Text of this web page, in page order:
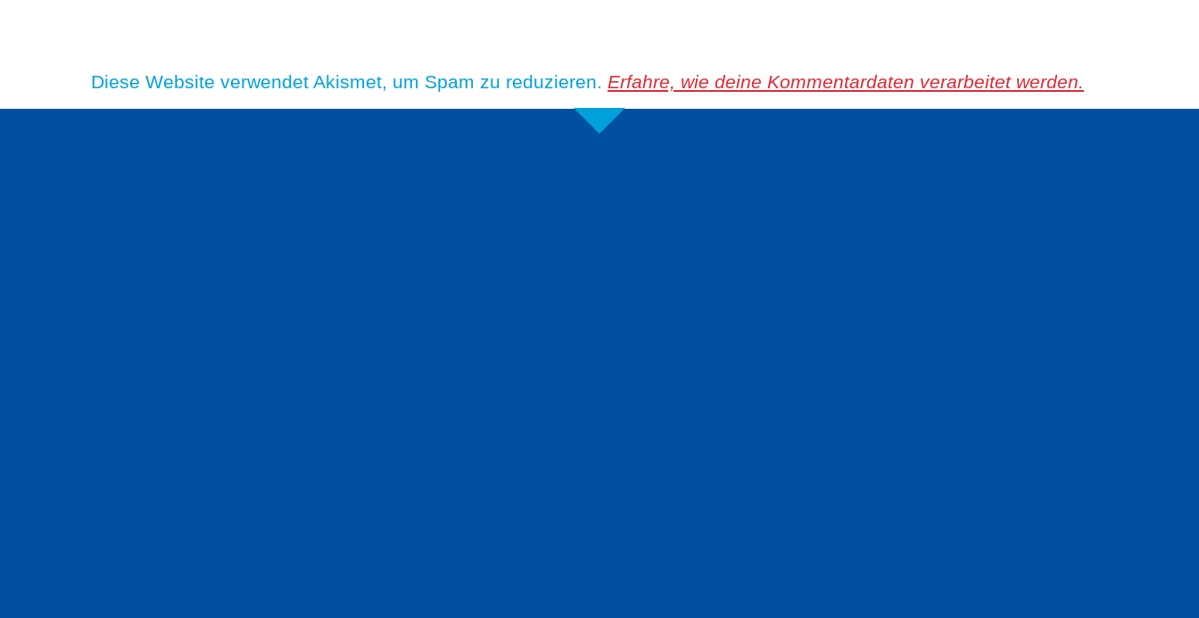
Diese Website verwendet Akismet, um Spam zu reduzieren. Erfahre, wie deine Kommentardaten verarbeitet werden.